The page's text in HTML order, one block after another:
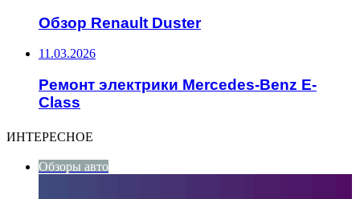
Обзор Renault Duster
11.03.2026
Ремонт электрики Mercedes-Benz E-
Class
ИНТЕРЕСНОЕ
Обзоры авто